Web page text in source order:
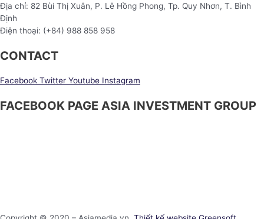
Địa chỉ: 82 Bùi Thị Xuân, P. Lê Hồng Phong, Tp. Quy Nhơn, T. Bình
Định
Điện thoại: (+84) 988 858 958
CONTACT
Facebook Twitter Youtube Instagram
FACEBOOK PAGE ASIA INVESTMENT GROUP